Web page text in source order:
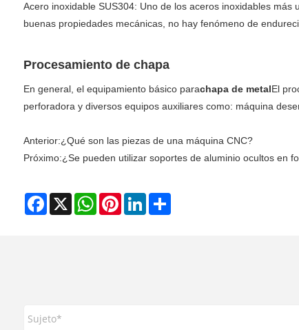
Acero inoxidable SUS304: Uno de los aceros inoxidables
buenas propiedades mecánicas, no hay fenómeno de
Procesamiento de chapa
En general, el equipamiento básico parachapa de metalEl
perforadora y diversos equipos auxiliares como: máquina
Anterior:¿Qué son las piezas de una máquina CNC?
Próximo:¿Se pueden utilizar soportes de aluminio ocultos en
Facebook
X WhatsAppPinterestLinkedInShare